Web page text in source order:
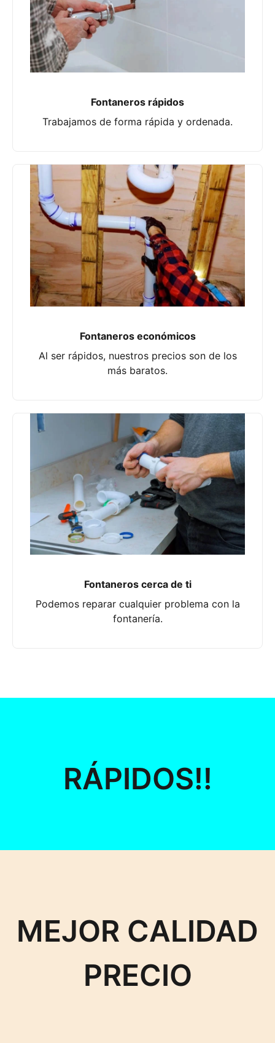
Fontaneros rápidos
Trabajamos de forma rápida y ordenada.
Fontaneros económicos
Al ser rápidos, nuestros precios son de los
más baratos.
Fontaneros cerca de ti
Podemos reparar cualquier problema con la
fontanería.
RÁPIDOS!!
MEJOR CALIDAD
PRECIO